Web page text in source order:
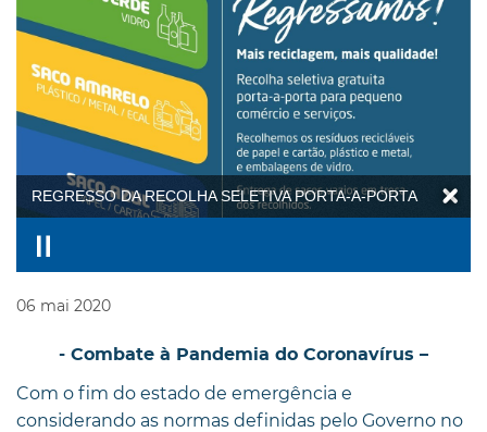
REGRESSO DA RECOLHA SELETIVA PORTA-A-PORTA
06 mai 2020
- Combate à Pandemia do Coronavírus –
Com o fim do estado de emergência e
considerando as normas definidas pelo Governo no